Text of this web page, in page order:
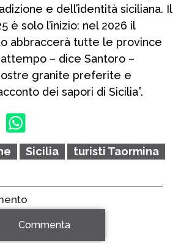
e dell’identità siciliana. Il
è solo l’inizio: nel 2026 il
abbraccerà tutte le province
– dice Santoro –
granite preferite e
dei sapori di Sicilia”.
Sicilia
turisti Taormina
Commenta